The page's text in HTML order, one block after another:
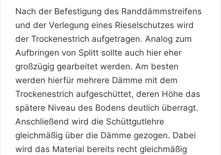
Nach der Befestigung des Randdämmstreifens
und der Verlegung eines Rieselschutzes wird
der Trockenestrich aufgetragen. Analog zum
Aufbringen von Splitt sollte auch hier eher
großzügig gearbeitet werden. Am besten
werden hierfür mehrere Dämme mit dem
Trockenestrich aufgeschüttet, deren Höhe das
spätere Niveau des Bodens deutlich überragt.
Anschließend wird die Schüttgutlehre
gleichmäßig über die Dämme gezogen. Dabei
wird das Material bereits recht gleichmäßig